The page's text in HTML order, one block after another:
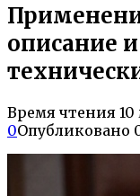
описание
Время чтения
0Опубликовано